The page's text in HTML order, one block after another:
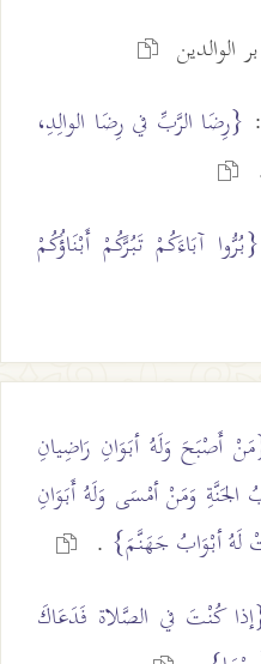
الوالدين
{رِضَا الرَّبِّ في رِضَا الوالِدِ،
{بُرُّوا آبَاءَكُمْ تَبُرَّكُمْ أَبْنَاؤُكُمْ
أَصْبَحَ وَلَهُ أبَوَانِ رَاضِيانِ
وَمَنْ أمْسَى وَلَهُ أَبَوَانِ
لَهُ أبْوَابُ جَهَنَّمَ} .
كُنْتَ في الصَّلاة فَدَعَاكَ